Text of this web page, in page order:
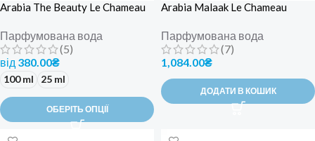
Arabia The Beauty Le Chameau
Парфумована вода
(5)
від 380.00₴
100 ml 25 ml
ОБЕРІТЬ ОПЦІЇ
Arabia Malaak Le Chameau
Парфумована вода
(7)
1,084.00₴
ДОДАТИ В КОШИК